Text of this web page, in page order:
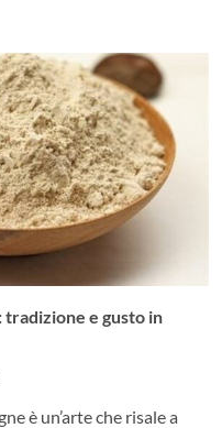
tradizione e gusto in
è un’arte che risale a